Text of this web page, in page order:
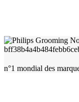
n°1 mondial des